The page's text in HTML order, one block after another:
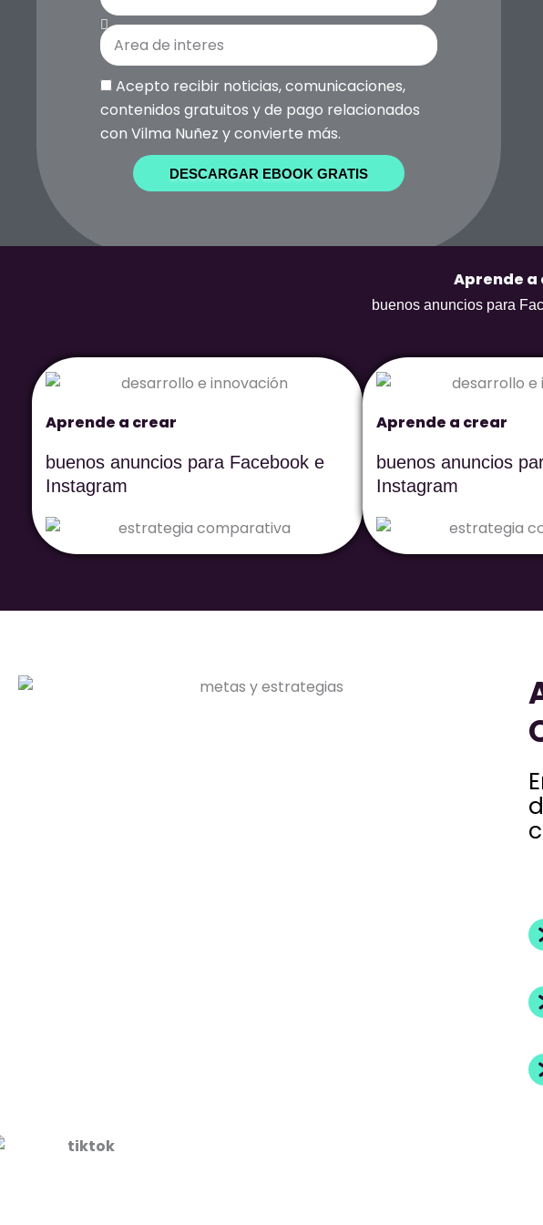
Acepto recibir noticias, comunicaciones,
contenidos gratuitos y de pago relacionados
con Vilma Nuñez y convierte más.
DESCARGAR EBOOK GRATIS
Aprende a
buenos anuncios para
Aprende a crear
buenos anuncios para Facebook e
Instagram
Aprende a crear
buenos anuncios
Instagram